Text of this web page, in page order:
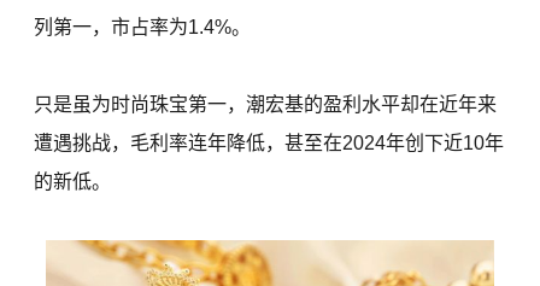
列第一，市占率为1.4%。
只是虽为时尚珠宝第一，潮宏基的盈利水平却在近年来
遭遇挑战，毛利率连年降低，甚至在2024年创下近10年
的新低。